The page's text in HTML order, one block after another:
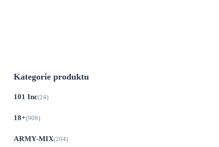
Kategorie produktu
101 Inc(24)
18+(908)
ARMY-MIX(204)